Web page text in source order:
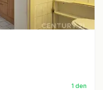
1 den